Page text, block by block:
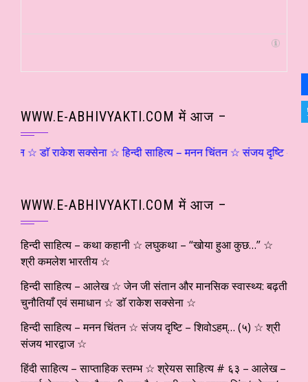
WWW.E-ABHIVYAKTI.COM में आज –
सक्सेना ☆ हिन्दी साहित्य – मनन चिंतन ☆ संजय दृष्टि –
WWW.E-ABHIVYAKTI.COM में आज –
हिन्दी साहित्य – कथा कहानी ☆ लघुकथा – “खोया हुआ कुछ…” ☆
श्री कमलेश भारतीय ☆
हिन्दी साहित्य – आलेख ☆ जेन जी संतान और मानसिक स्वास्थ्य: बढ़ती
चुनौतियाँ एवं समाधान ☆ डाॅ राकेश सक्सेना ☆
हिन्दी साहित्य – मनन चिंतन ☆ संजय दृष्टि – शिवोऽहम्… (५) ☆ श्री
संजय भारद्वाज ☆
हिंदी साहित्य – साप्ताहिक स्तम्भ ☆ श्रेयस साहित्य # ६३ – आलेख –